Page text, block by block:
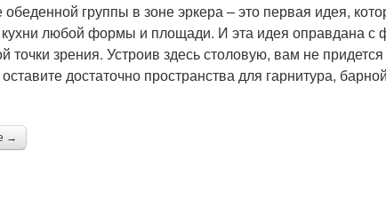
группы в зоне эркера – это первая идея,
кухни любой формы и площади. И эта идея оправдана с
точки зрения. Устроив здесь столовую, вам не
достаточно пространства для гарнитура,
→